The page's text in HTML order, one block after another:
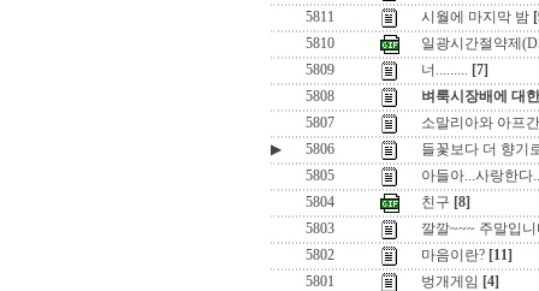
5811
시월에 마지막 밤
5810
일광시간절약제
5809
너......... [7]
5808
벼룩시장배에 대
5807
소말리아와 아프
▶
5806
들꽃보다 더 향기
5805
아들아...사랑한다
5804
친구 [8]
5803
깔깔~~~ 주말입
5802
마음이란? [11]
5801
벙개게임 [4]